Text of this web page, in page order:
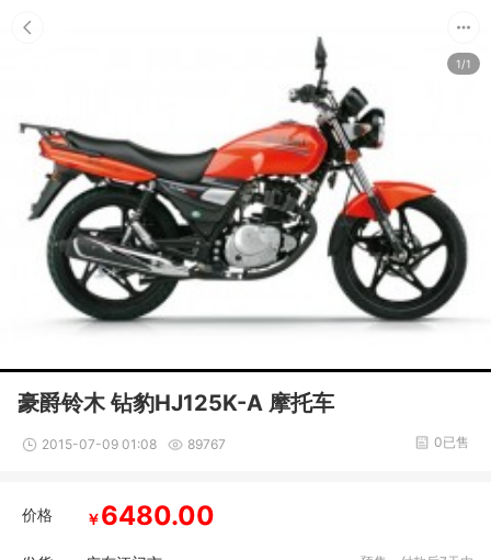
1/1
豪爵铃木 钻豹HJ125K-A 摩托车
2015-07-09 01:08 89767 0已售
价格 ￥6480.00